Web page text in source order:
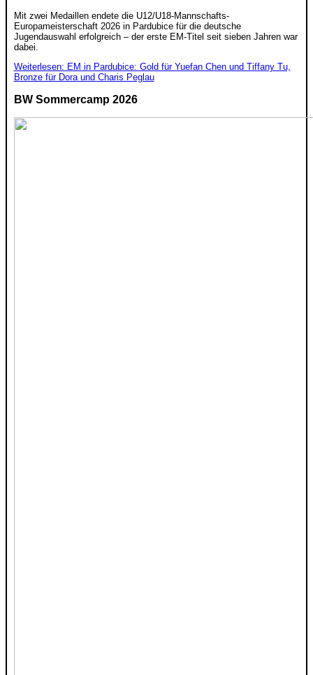
Mit zwei Medaillen endete die U12/U18-Mannschafts-
Europameisterschaft 2026 in Pardubice für die deutsche
Jugendauswahl erfolgreich – der erste EM-Titel seit sieben Jahren war
dabei.
Weiterlesen: EM in Pardubice: Gold für Yuefan Chen und Tiffany Tu,
Bronze für Dora und Charis Peglau
BW Sommercamp 2026